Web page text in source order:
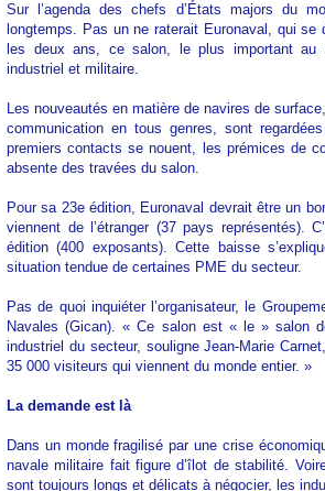
Sur l’agenda des chefs d’États majors du
longtemps. Pas un ne raterait Euronaval, qui
les deux ans, ce salon, le plus important au
industriel et militaire.
Les nouveautés en matière de navires de
communication en tous genres, sont
premiers contacts se nouent, les prémices de
absente des travées du salon.
Pour sa 23e édition, Euronaval devrait être un
viennent de l’étranger (37 pays représentés).
édition (400 exposants). Cette baisse
situation tendue de certaines PME du secteur.
Pas de quoi inquiéter l’organisateur, le
Navales (Gican). « Ce salon est « le » salon
industriel du secteur, souligne Jean-Marie
35 000 visiteurs qui viennent du monde entier. »
La demande est là
Dans un monde fragilisé par une crise
navale militaire fait figure d’îlot de stabilité.
sont toujours longs et délicats à négocier, les